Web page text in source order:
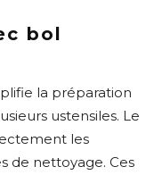
bol
la préparation
ustensiles. Le
les
de nettoyage. Ces